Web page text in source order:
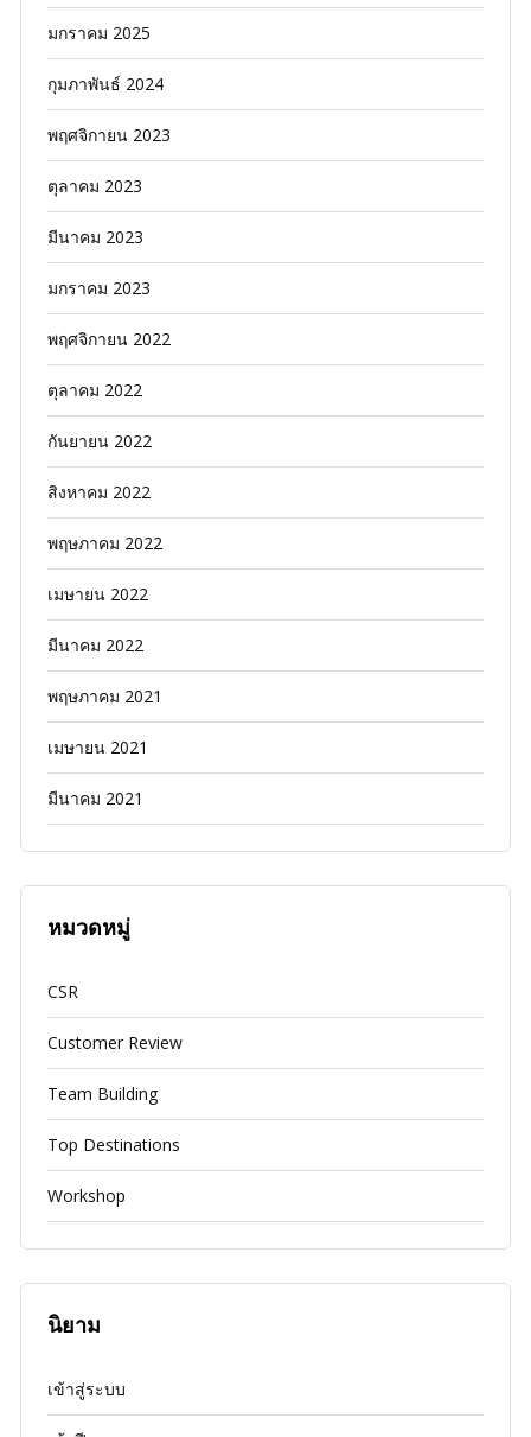
มกราคม 2025
กุมภาพันธ์ 2024
พฤศจิกายน 2023
ตุลาคม 2023
มีนาคม 2023
มกราคม 2023
พฤศจิกายน 2022
ตุลาคม 2022
กันยายน 2022
สิงหาคม 2022
พฤษภาคม 2022
เมษายน 2022
มีนาคม 2022
พฤษภาคม 2021
เมษายน 2021
มีนาคม 2021
หมวดหมู่
CSR
Customer Review
Team Building
Top Destinations
Workshop
นิยาม
เข้าสู่ระบบ